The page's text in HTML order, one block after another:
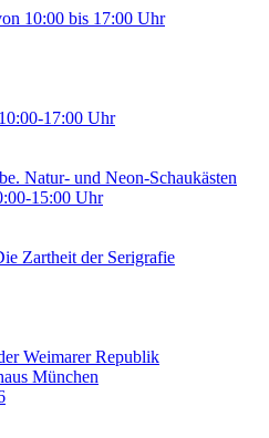
10:00 bis 17:00 Uhr
17:00 Uhr
Natur- und Neon-Schaukästen
15:00 Uhr
Zartheit der Serigrafie
Weimarer Republik
München